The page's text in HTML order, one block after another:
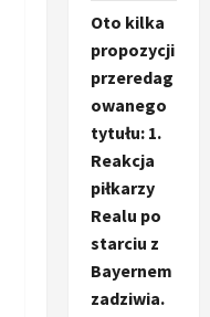
Oto kilka
propozycji
przeredag
owanego
tytułu: 1.
Reakcja
piłkarzy
Realu po
starciu z
Bayernem
zadziwia.